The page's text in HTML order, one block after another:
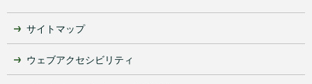
サイトマップ
ウェブアクセシビリティ